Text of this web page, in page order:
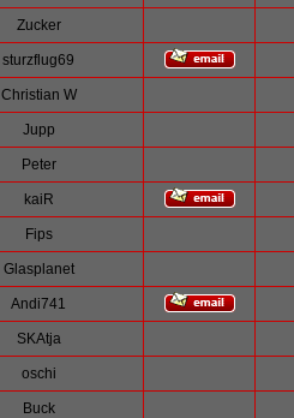
Zucker
sturzflug69
Christian W
Jupp
Peter
kaiR
Fips
Glasplanet
Andi741
SKAtja
oschi
Buck